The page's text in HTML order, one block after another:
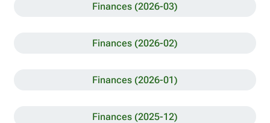
Finances (2026-03)
Finances (2026-02)
Finances (2026-01)
Finances (2025-12)